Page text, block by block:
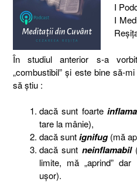
I
I
În studiul anterior s-a
„combustibil” și este bine să-
să știu :
dacă sunt foarte
tare la mânie),
dacă suntignifug (mă
dacă sunt neinflamabil
limite, mă „aprind”
ușor).